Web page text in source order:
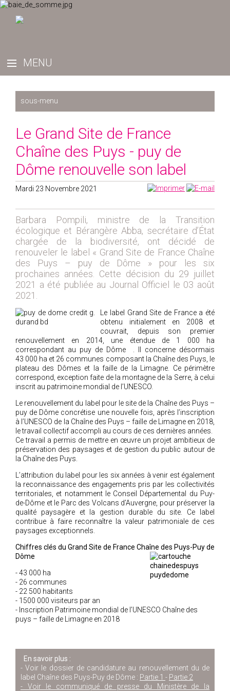
2025
2024
2023
2022
2021
2018
2017
2016
2015
2012
2011
2010
2009
2008
2007
2006
2005
2004
Le Grand Site de France
Chaîne des Puys - puy de
Dôme renouvelle son label
Mardi 23 Novembre 2021
Barbara Pompili, ministre de la Transition
écologique et Bérangère Abba, secrétaire d’État
chargée de la biodiversité, ont décidé de
renouveler le label « Grand Site de France Chaîne
des Puys – puy de Dôme » pour les six
prochaines années. Cette décision du 29 juillet
2021 a été publiée au Journal Officiel le 03 août
2021.
Le label Grand Site de France a été
obtenu initialement en 2008 et
couvrait, depuis son premier
renouvellement en 2014, une étendue de 1 000 ha
correspondant au puy de Dôme . Il concerne désormais
43 000 ha et 26 communes composant la Chaîne des Puys, le
plateau des Dômes et la faille de la Limagne. Ce périmètre
correspond, exception faite de la montagne de la Serre, à celui
inscrit au patrimoine mondial de l’UNESCO.
Le renouvellement du label pour le site de la Chaîne des Puys –
puy de Dôme concrétise une nouvelle fois, après l’inscription
à l’UNESCO de la Chaîne des Puys – faille de Limagne en 2018,
le travail collectif accompli au cours de ces dernières années.
Ce travail a permis de mettre en œuvre un projet ambitieux de
préservation des paysages et de gestion du public autour de
la Chaîne des Puys.
L’attribution du label pour les six années à venir est également
la reconnaissance des engagements pris par les collectivités
territoriales, et notamment le Conseil Départemental du Puy-
de-Dôme et le Parc des Volcans d’Auvergne, pour préserver la
qualité paysagère et la gestion durable du site. Ce label
contribue à faire reconnaître la valeur patrimoniale de ces
paysages exceptionnels.
Chiffres clés du Grand Site de France Chaîne des Puys-Puy de
Dôme
- 43 000 ha
- 26 communes
- 22 500 habitants
- 1500 000 visiteurs par an
- Inscription Patrimoine mondial de l’UNESCO Chaîne des
puys – faille de Limagne en 2018
En savoir plus :
- Voir le dossier de candidature au renouvellement du de
label Chaîne des Puys-Puy de Dôme : Partie 1 - Partie 2
- Voir le communiqué de presse du Ministère de la